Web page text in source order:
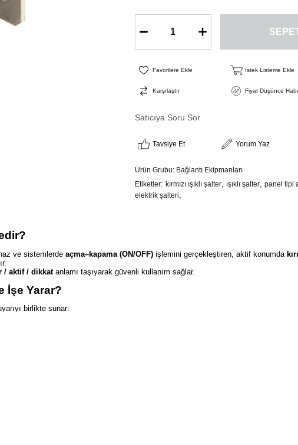
Favorilere Ekle İstek Listeme Ekle
Karşılaştır Fiyat Düşünce
Satıcıya Soru Sor
Tavsiye Et Yorum Yaz
Ürün Grubu: Bağlantı Ekipmanları
Etiketler kırmızı ışıklı şalter, ışıklı şalter, panel tipi
elektrik şalteri
ve sistemlerde açma–kapama (ON/OFF) işlemini gerçekleştiren, aktif konumda
/ aktif / dikkatanlamı taşıyarak güvenli kullanım sağlar.
İşe Yarar?
birlikte sunar: